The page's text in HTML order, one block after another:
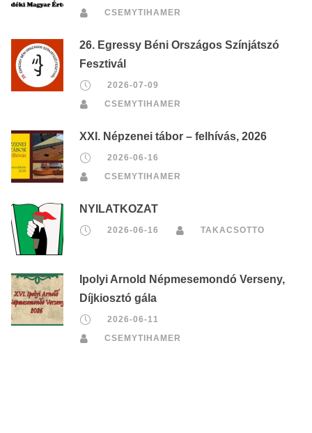
CSEMYTIHAMER
26. Egressy Béni Országos Színjátszó
Fesztivál
2026-07-09
CSEMYTIHAMER
XXI. Népzenei tábor – felhívás, 2026
2026-06-16
CSEMYTIHAMER
NYILATKOZAT
2026-06-16 TAKACSOTTO
Ipolyi Arnold Népmesemondó Verseny,
Díjkiosztó gála
2026-06-11
CSEMYTIHAMER